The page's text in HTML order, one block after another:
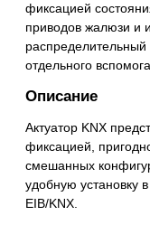
фиксацией
приводов жалюзи и
отдельного
Описание
Актуатор KNX
фиксацией,
смешанных
удобную установку
EIB/KNX.